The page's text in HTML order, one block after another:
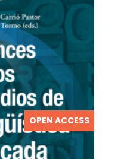
OPEN ACCESS